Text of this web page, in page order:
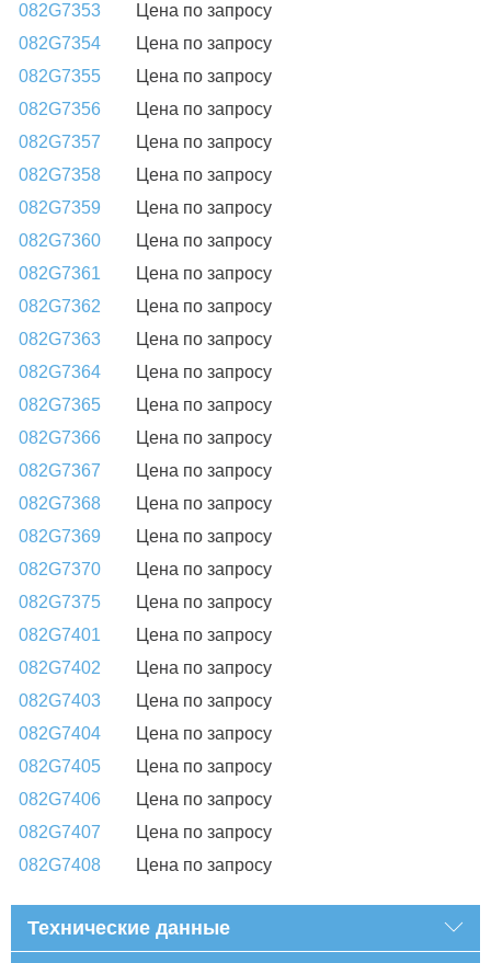
082G7353
Цена по запросу
082G7354
Цена по запросу
082G7355
Цена по запросу
082G7356
Цена по запросу
082G7357
Цена по запросу
082G7358
Цена по запросу
082G7359
Цена по запросу
082G7360
Цена по запросу
082G7361
Цена по запросу
082G7362
Цена по запросу
082G7363
Цена по запросу
082G7364
Цена по запросу
082G7365
Цена по запросу
082G7366
Цена по запросу
082G7367
Цена по запросу
082G7368
Цена по запросу
082G7369
Цена по запросу
082G7370
Цена по запросу
082G7375
Цена по запросу
082G7401
Цена по запросу
082G7402
Цена по запросу
082G7403
Цена по запросу
082G7404
Цена по запросу
082G7405
Цена по запросу
082G7406
Цена по запросу
082G7407
Цена по запросу
082G7408
Цена по запросу
Технические данные